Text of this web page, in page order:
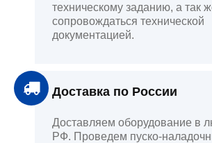
техническому заданию, а так
сопровождаться технической
документацией.
Доставка по России
Доставляем оборудование в
РФ. Проведем пуско-